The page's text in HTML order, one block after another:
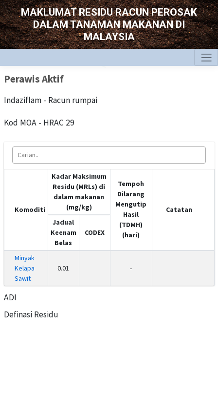
MAKLUMAT RESIDU RACUN PEROSAK
DALAM TANAMAN MAKANAN DI
MALAYSIA
Perawis Aktif
Indaziflam - Racun rumpai
Kod MOA - HRAC 29
Komoditi
Kadar Maksimum
Residu (MRLs) di
dalam makanan
(mg/kg)
Tempoh
Dilarang
Mengutip
Hasil
(TDMH)
(hari)
Catatan
Jadual
Keenam
Belas
CODEX
Minyak
Kelapa
Sawit
0.01 -
ADI
Definasi Residu